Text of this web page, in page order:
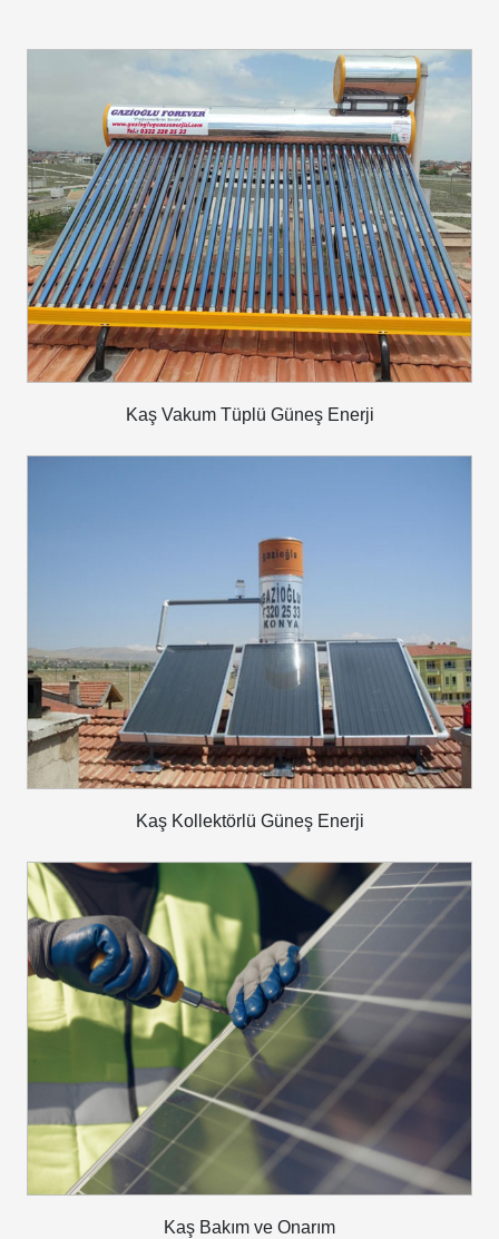
Kaş Vakum Tüplü Güneş Enerji
Kaş Kollektörlü Güneş Enerji
Kaş Bakım ve Onarım